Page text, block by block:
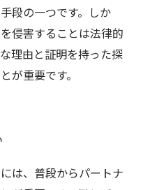
段の一つです。しか
侵害することは法律的
理由と証明を持った探
が重要です。
は、普段からパートナ